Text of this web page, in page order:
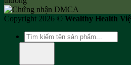
Copyright 2026 © Wealthy Health
Tìm
kiếm: